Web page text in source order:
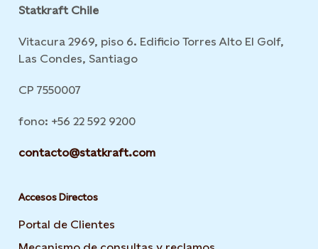
Statkraft Chile
Vitacura 2969, piso 6. Edificio Torres Alto El Golf,
Las Condes, Santiago
CP 7550007
fono: +56 22 592 9200
contacto@statkraft.com
Accesos Directos
Portal de Clientes